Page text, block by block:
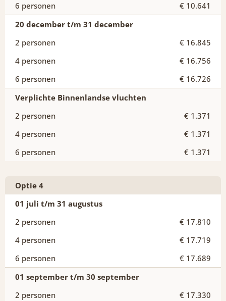
€ 10.641
20 december t/m 31 december
€ 16.845
€ 16.756
€ 16.726
Verplichte Binnenlandse vluchten
€ 1.371
€ 1.371
€ 1.371
Optie 4
01 juli t/m 31 augustus
€ 17.810
€ 17.719
€ 17.689
01 september t/m 30 september
€ 17.330